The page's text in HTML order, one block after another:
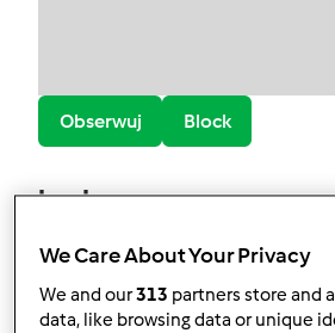
Obserwuj Block
borba
Aktualna liczba punktów
Który model Thermomix ®
We Care About Your Privacy
We and our313 partners store and
data, like browsing data or unique